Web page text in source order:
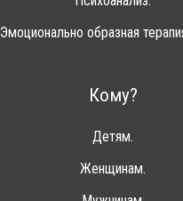
Эмоционально образная
Кому?
Детям.
Женщинам.